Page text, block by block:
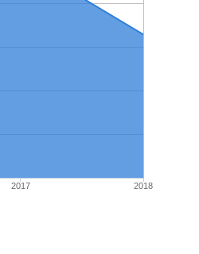
2017 2018